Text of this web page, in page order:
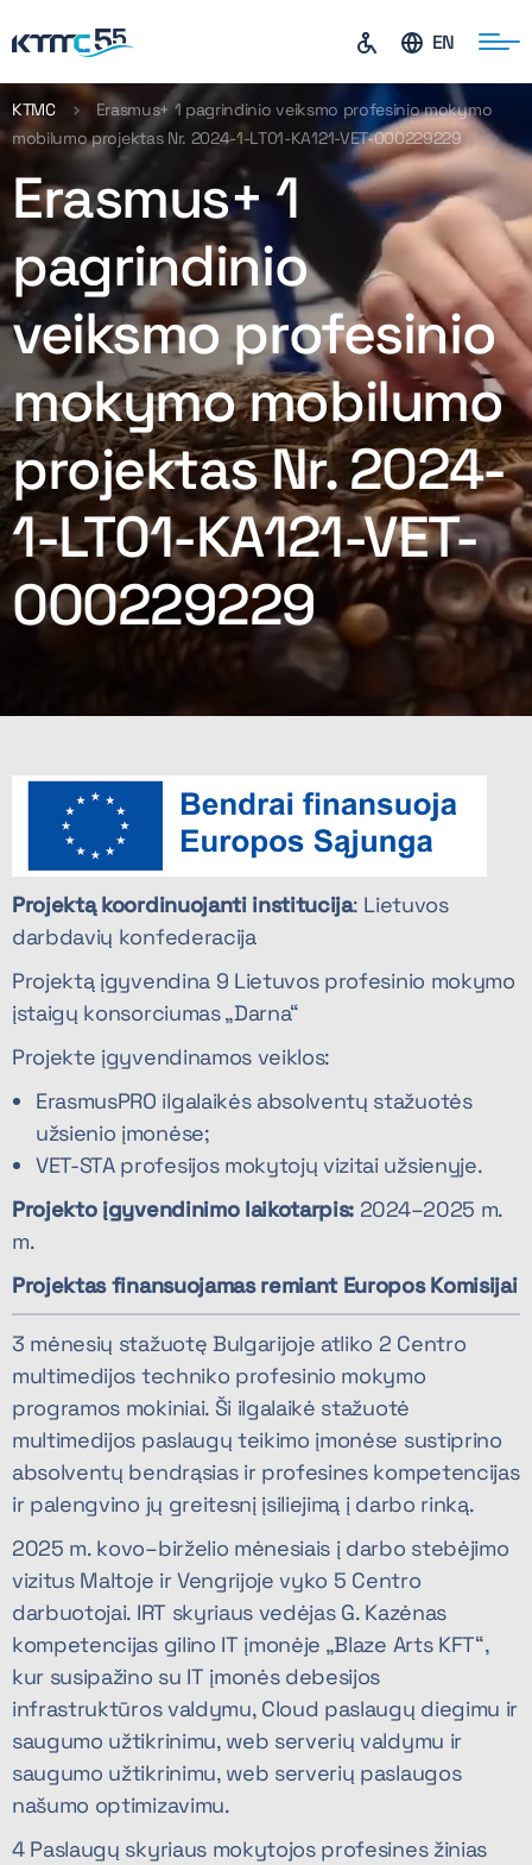
EN
KTMC
Erasmus+ 1 pagrindinio veiksmo profesinio mokymo
mobilumo projektas Nr. 2024-1-LT01-KA121-VET-000229229
Erasmus+ 1
pagrindinio
veiksmo profesinio
mokymo mobilumo
projektas Nr. 2024-
1-LT01-KA121-VET-
000229229
Projektą koordinuojanti institucija: Lietuvos
darbdavių konfederacija
Projektą įgyvendina 9 Lietuvos profesinio mokymo
įstaigų konsorciumas „Darna“
Projekte įgyvendinamos veiklos:
ErasmusPRO ilgalaikės absolventų stažuotės
užsienio įmonėse;
VET-STA profesijos mokytojų vizitai užsienyje.
Projekto įgyvendinimo laikotarpis: 2024–2025 m.
m.
Projektas finansuojamas remiant Europos Komisijai
3 mėnesių stažuotę Bulgarijoje atliko 2 Centro
multimedijos techniko profesinio mokymo
programos mokiniai. Ši ilgalaikė stažuotė
multimedijos paslaugų teikimo įmonėse sustiprino
absolventų bendrąsias ir profesines kompetencijas
ir palengvino jų greitesnį įsiliejimą į darbo rinką.
2025 m. kovo–birželio mėnesiais į darbo stebėjimo
vizitus Maltoje ir Vengrijoje vyko 5 Centro
darbuotojai. IRT skyriaus vedėjas G. Kazėnas
kompetencijas gilino IT įmonėje „Blaze Arts KFT“,
kur susipažino su IT įmonės debesijos
infrastruktūros valdymu, Cloud paslaugų diegimu ir
saugumo užtikrinimu, web serverių valdymu ir
saugumo užtikrinimu, web serverių paslaugos
našumo optimizavimu.
4 Paslaugų skyriaus mokytojos profesines žinias